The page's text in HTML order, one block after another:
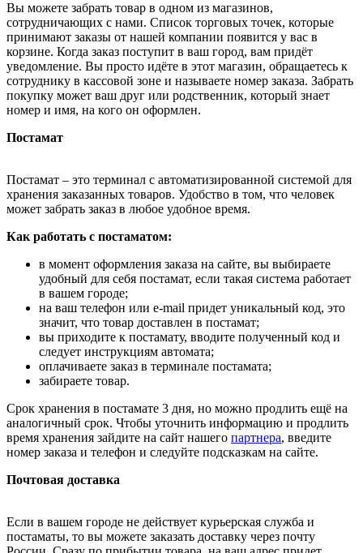
Вы можете забрать товар в одном из магазинов,
сотрудничающих с нами. Список торговых точек, которые
принимают заказы от нашей компании появится у вас в
корзине. Когда заказ поступит в ваш город, вам придёт
уведомление. Вы просто идёте в этот магазин, обращаетесь к
сотруднику в кассовой зоне и называете номер заказа. Забрать
покупку может ваш друг или родственник, который знает
номер и имя, на кого он оформлен.
Постамат
Постамат – это терминал с автоматизированной системой для
хранения заказанных товаров. Удобство в том, что человек
может забрать заказ в любое удобное время.
Как работать с постаматом:
в момент оформления заказа на сайте, вы выбираете
удобный для себя постамат, если такая система работает
в вашем городе;
на ваш телефон или e-mail придет уникальный код, это
значит, что товар доставлен в постамат;
вы приходите к постамату, вводите полученный код и
следует инструкциям автомата;
оплачиваете заказ в терминале постамата;
забираете товар.
Срок хранения в постамате 3 дня, но можно продлить ещё на
аналогичный срок. Чтобы уточнить информацию и продлить
время хранения зайдите на сайт нашего партнера, введите
номер заказа и телефон и следуйте подсказкам на сайте.
Почтовая доставка
Если в вашем городе не действует курьерская служба и
постаматы, то вы можете заказать доставку через почту